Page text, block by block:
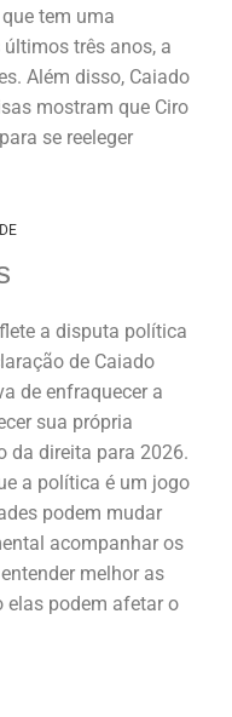
tem uma
três anos, a
Além disso, Caiado
mostram que Ciro
se reeleger
a disputa política
de Caiado
de enfraquecer a
sua própria
da direita para 2026.
a política é um jogo
podem mudar
acompanhar os
melhor as
elas podem afetar o